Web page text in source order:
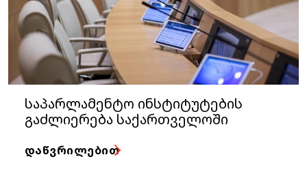
საპარლამენტო ინსტიტუტების
გაძლიერება საქართველოში
ᲓᲐᲬᲕᲠᲘᲚᲔᲑᲘᲗ